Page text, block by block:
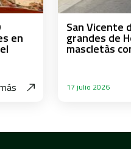
en
San Vicente
grandes de
mascletàs
17 julio 2026